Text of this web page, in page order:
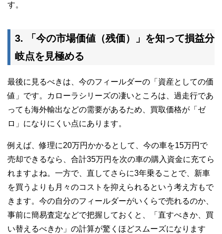
す。
3. 「今の市場価値（残価）」を知って損益分
岐点を見極める
最後に見るべきは、今のフィールダーの「資産としての価
値」です。カローラシリーズの凄いところは、過走行であ
っても海外輸出などの需要があるため、買取価格が「ゼ
ロ」になりにくい点にあります。
例えば、修理に20万円かかるとして、今の車を15万円で
売却できるなら、合計35万円を次の車の購入資金に充てら
れますよね。一方で、直してさらに3年乗ることで、新車
を買うよりも月々のコストを抑えられるという考え方もで
きます。今の自分のフィールダーがいくらで売れるのか、
事前に簡易査定などで把握しておくと、
「直すべきか、買
い替えるべきか」の計算が驚くほどスムーズになります